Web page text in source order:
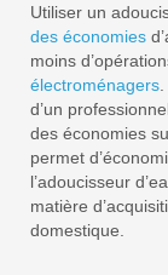
Utiliser un
des économies
moins
électroménagers
d’un
des économies
permet
l’adoucisseur
matière
domestique.